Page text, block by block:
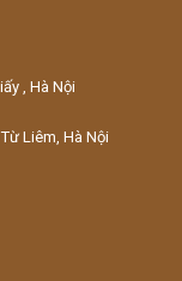
, Hà Nội
Liêm, Hà Nội